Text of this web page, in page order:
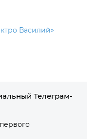
Василий»
Телеграм-